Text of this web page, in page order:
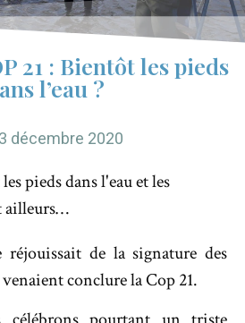
21 : Bientôt les pieds
l’eau ?
décembre 2020
pieds dans l'eau et les
ailleurs…
de la signature des
conclure la Cop 21.